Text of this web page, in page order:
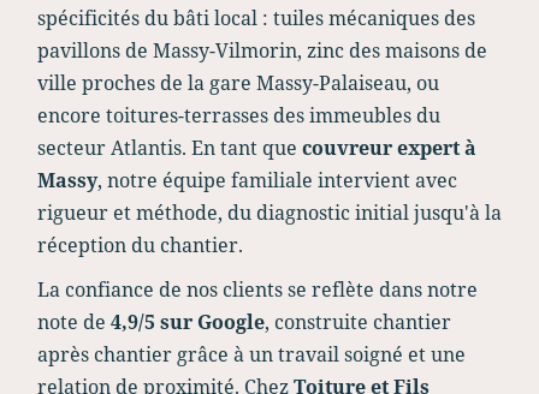
spécificités du bâti local : tuiles mécaniques des
pavillons de Massy-Vilmorin, zinc des maisons de
ville proches de la gare Massy-Palaiseau, ou
encore toitures-terrasses des immeubles du
secteur Atlantis. En tant que couvreur expert à
Massy, notre équipe familiale intervient avec
rigueur et méthode, du diagnostic initial jusqu'à la
réception du chantier.
La confiance de nos clients se reflète dans notre
note de 4,9/5 sur Google, construite chantier
après chantier grâce à un travail soigné et une
relation de proximité. ChezToiture et Fils